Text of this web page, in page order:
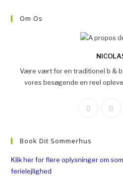
Om Os
Være vært for en traditionel b &
vores besøgende en reel
Book Dit Sommerhus
Klik her for flere oplysninger om
ferielejlighed